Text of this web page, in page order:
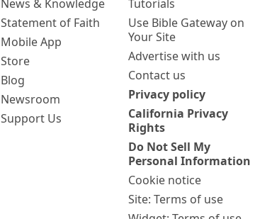
News & Knowledge
Statement of Faith
Mobile App
Store
Blog
Newsroom
Support Us
Tutorials
Use Bible Gateway on
Your Site
Advertise with us
Contact us
Privacy policy
California Privacy
Rights
Do Not Sell My
Personal Information
Cookie notice
Site: Terms of use